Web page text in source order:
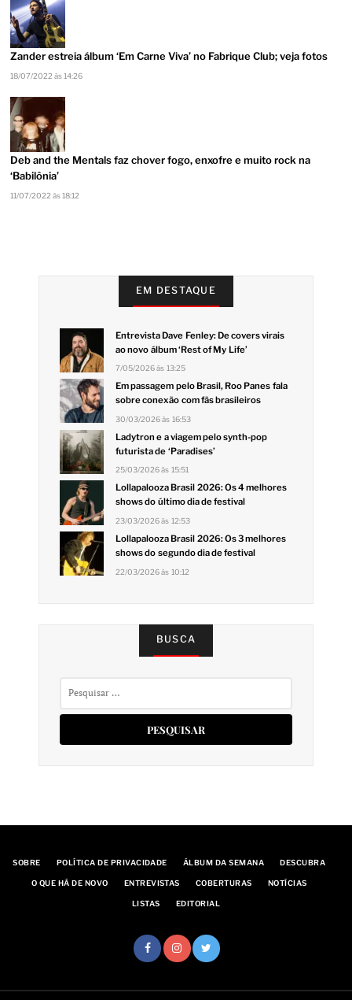
Zander estreia álbum ‘Em Carne Viva’ no Fabrique Club; veja fotos
18/07/2022 às 14:26
Deb and the Mentals faz chover fogo, enxofre e muito rock na
‘Babilônia’
11/07/2022 às 18:12
EM DESTAQUE
Entrevista Dave Fenley: De covers virais
ao novo álbum ‘Rest of My Life’
7/05/2026 às 13:25
Em passagem pelo Brasil, Roo Panes fala
sobre conexão com fãs brasileiros
30/03/2026 às 16:53
Ladytron e a viagem pelo synth-pop
futurista de ‘Paradises’
25/03/2026 às 15:51
Lollapalooza Brasil 2026: Os 4 melhores
shows do último dia de festival
23/03/2026 às 12:53
Lollapalooza Brasil 2026: Os 3 melhores
shows do segundo dia de festival
22/03/2026 às 10:12
BUSCA
SOBRE POLÍTICA DE PRIVACIDADE ÁLBUM DA SEMANA DESCUBRA
O QUE HÁ DE NOVO ENTREVISTAS COBERTURAS NOTÍCIAS
LISTAS EDITORIAL